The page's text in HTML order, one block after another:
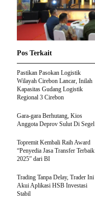
Pos Terkait
Pastikan Pasokan Logistik
Wilayah Cirebon Lancar, Inilah
Kapasitas Gudang Logistik
Regional 3 Cirebon
Gara-gara Berhutang, Kios
Anggota Deprov Sulut Di Segel
Topremit Kembali Raih Award
“Penyedia Jasa Transfer Terbaik
2025” dari BI
Trading Tanpa Delay, Trader Ini
Akui Aplikasi HSB Investasi
Stabil